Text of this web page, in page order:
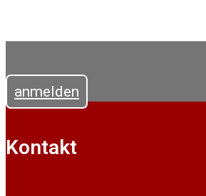
anmelden
Kontakt